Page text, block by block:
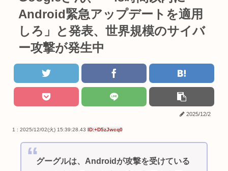
Android緊急アップデートを適用
しろ」と発表、世界規模のサイバ
ー攻撃が発生中
2025/12/2
1 : 2025/12/02(火) 15:39:28.43 ID:+D5zJwcq0
グーグルは、Androidが攻撃を受けている